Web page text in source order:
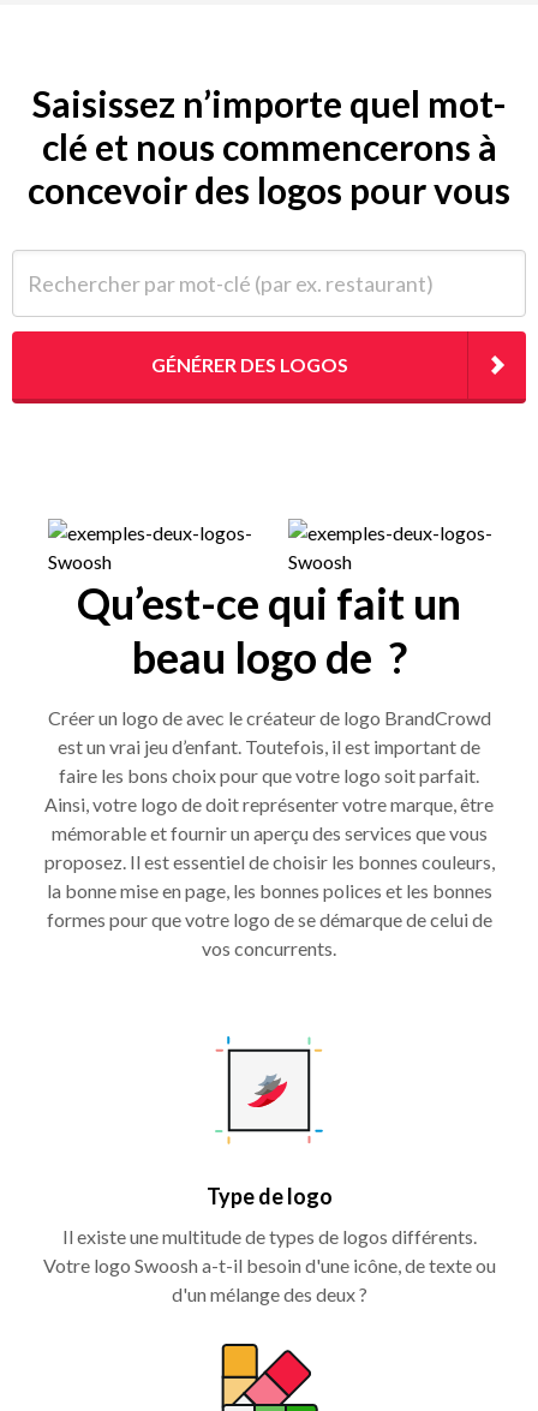
Saisissez n’importe quel mot-
clé et nous commencerons à
concevoir des logos pour vous
GÉNÉRER DES LOGOS
Qu’est-ce qui fait un
beau logo de ?
Créer un logo de avec le créateur de logo BrandCrowd
est un vrai jeu d’enfant. Toutefois, il est important de
faire les bons choix pour que votre logo soit parfait.
Ainsi, votre logo de doit représenter votre marque, être
mémorable et fournir un aperçu des services que vous
proposez. Il est essentiel de choisir les bonnes couleurs,
la bonne mise en page, les bonnes polices et les bonnes
formes pour que votre logo de se démarque de celui de
vos concurrents.
Type de logo
Il existe une multitude de types de logos différents.
Votre logo Swoosh a-t-il besoin d'une icône, de texte ou
d'un mélange des deux ?